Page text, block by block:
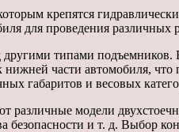
крепятся
для проведения
типами
части автомобиля,
габаритов и весовых
различные модели
и т. д. Выбор